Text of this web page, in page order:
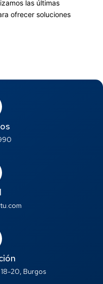
las últimas
ofrecer soluciones
20, Burgos